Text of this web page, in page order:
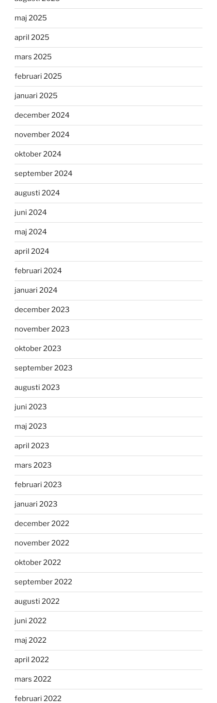
maj 2025
april 2025
mars 2025
februari 2025
januari 2025
december 2024
november 2024
oktober 2024
september 2024
augusti 2024
juni 2024
maj 2024
april 2024
februari 2024
januari 2024
december 2023
november 2023
oktober 2023
september 2023
augusti 2023
juni 2023
maj 2023
april 2023
mars 2023
februari 2023
januari 2023
december 2022
november 2022
oktober 2022
september 2022
augusti 2022
juni 2022
maj 2022
april 2022
mars 2022
februari 2022